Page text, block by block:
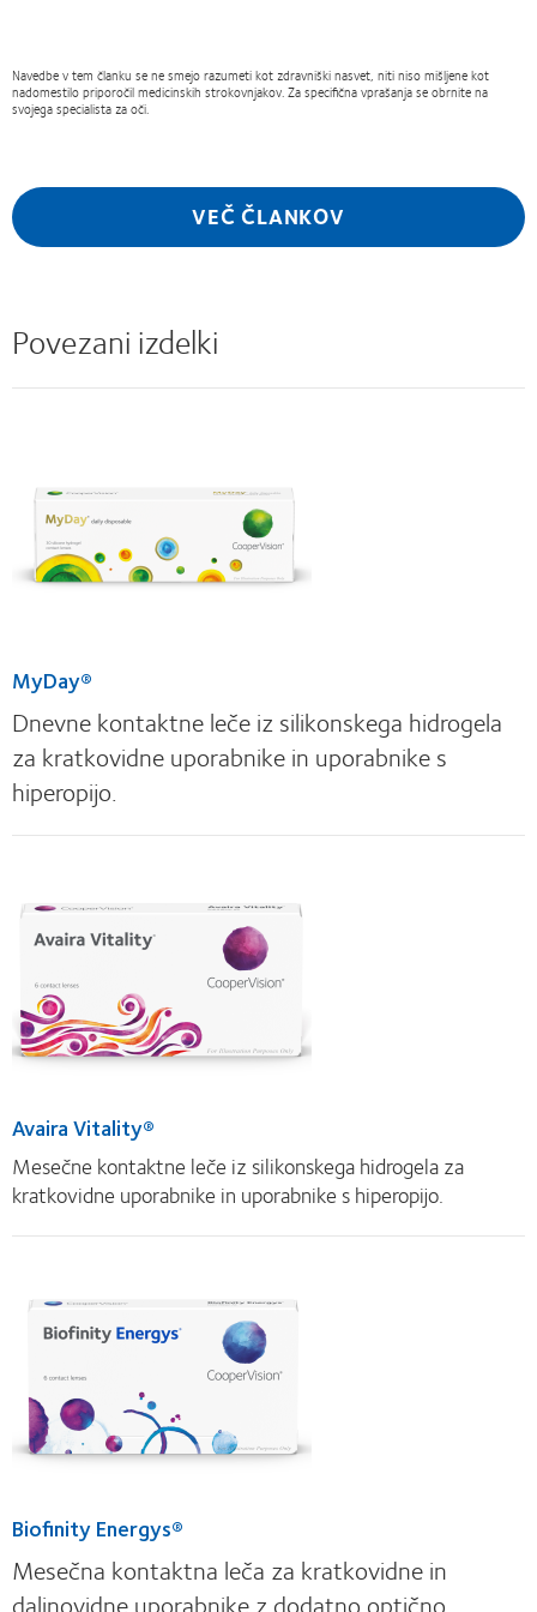
Navedbe v tem članku se ne smejo razumeti kot zdravniški nasvet, niti niso mišljene kot
nadomestilo priporočil medicinskih strokovnjakov. Za specifična vprašanja se obrnite na
svojega specialista za oči.
VEČ ČLANKOV
Povezani izdelki
MyDay®
Dnevne kontaktne leče iz silikonskega hidrogela
za kratkovidne uporabnike in uporabnike s
hiperopijo.
Avaira Vitality®
Mesečne kontaktne leče iz silikonskega hidrogela za
kratkovidne uporabnike in uporabnike s hiperopijo.
Biofinity Energys®
Mesečna kontaktna leča za kratkovidne in